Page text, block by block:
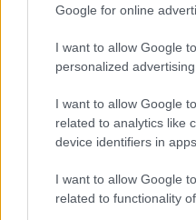
Google for online
I want to allow Google
personalized advertising.
I want to allow Google
related to analytics like
device identifiers in apps.
I want to allow Google
related to functionality
Διαβάστε ακόμη
σημαίνει η
για τους